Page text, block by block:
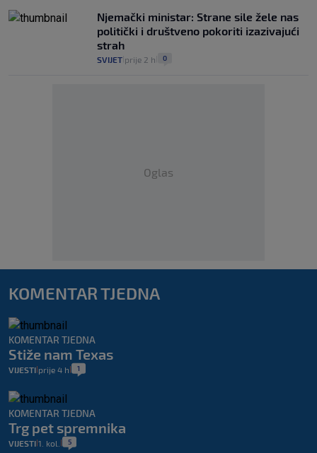
Njemački ministar: Strane sile žele nas
politički i društveno pokoriti izazivajući
strah
SVIJET prije 2 h 0
Oglas
KOMENTAR TJEDNA
KOMENTAR TJEDNA
Stiže nam Texas
VIJESTI prije 4 h 1
KOMENTAR TJEDNA
Trg pet spremnika
VIJESTI 1. kol. 5